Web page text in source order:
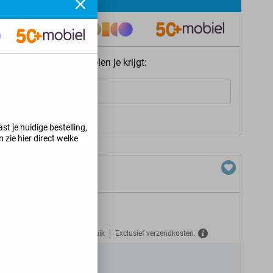
meteen welke voordelen je krijgt:
Gratis verzekerd tegen misbruik Exclusief verzendkosten.
je huidige bestelling,
zie hier direct welke